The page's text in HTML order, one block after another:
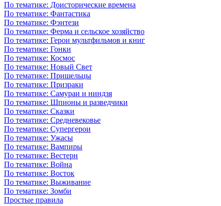
По тематике: Доисторические времена
По тематике: Фантастика
По тематике: Фэнтези
По тематике: Ферма и сельское хозяйство
По тематике: Герои мультфильмов и книг
По тематике: Гонки
По тематике: Космос
По тематике: Новый Свет
По тематике: Пришельцы
По тематике: Призраки
По тематике: Самураи и ниндзя
По тематике: Шпионы и разведчики
По тематике: Сказки
По тематике: Средневековье
По тематике: Супергерои
По тематике: Ужасы
По тематике: Вампиры
По тематике: Вестерн
По тематике: Война
По тематике: Восток
По тематике: Выживание
По тематике: Зомби
Простые правила